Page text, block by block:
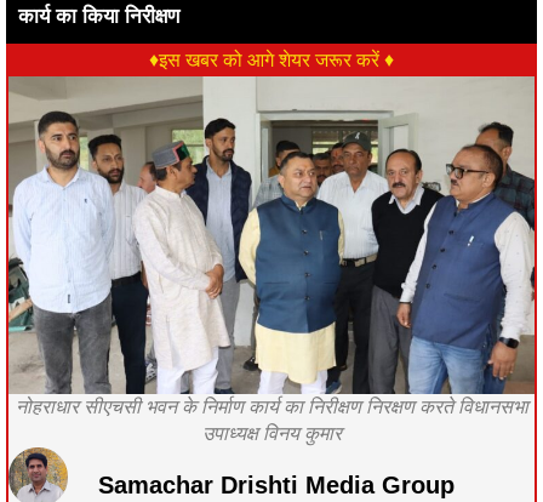
कार्य का किया निरीक्षण
♦इस खबर को आगे शेयर जरूर करें ♦
नोहराधार सीएचसी भवन के निर्माण कार्य का निरीक्षण निरक्षण करते विधानसभा
उपाध्यक्ष विनय कुमार
Samachar Drishti Media Group